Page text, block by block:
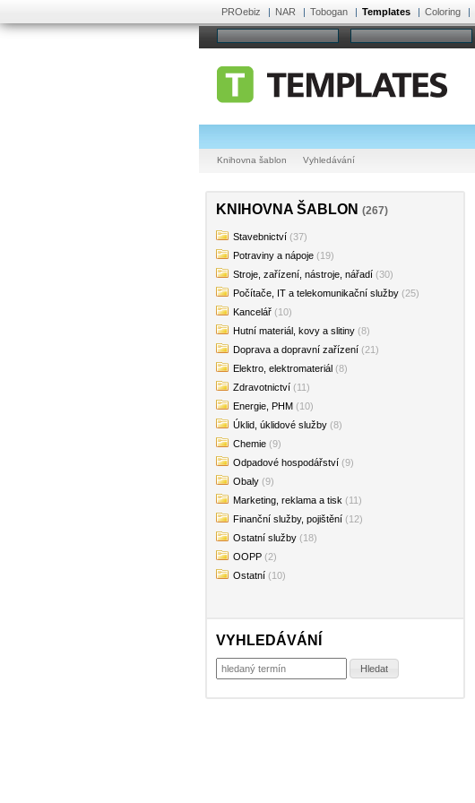
PROebiz NAR Tobogan Templates Coloring
Knihovna šablon Vyhledávání
KNIHOVNA ŠABLON (267)
Stavebnictví (37)
Potraviny a nápoje (19)
Stroje, zařízení, nástroje, nářadí (30)
Počítače, IT a telekomunikační služby (25)
Kancelář (10)
Hutní materiál, kovy a slitiny (8)
Doprava a dopravní zařízení (21)
Elektro, elektromateriál (8)
Zdravotnictví (11)
Energie, PHM (10)
Úklid, úklidové služby (8)
Chemie (9)
Odpadové hospodářství (9)
Obaly (9)
Marketing, reklama a tisk (11)
Finanční služby, pojištění (12)
Ostatní služby (18)
OOPP (2)
Ostatní (10)
VYHLEDÁVÁNÍ